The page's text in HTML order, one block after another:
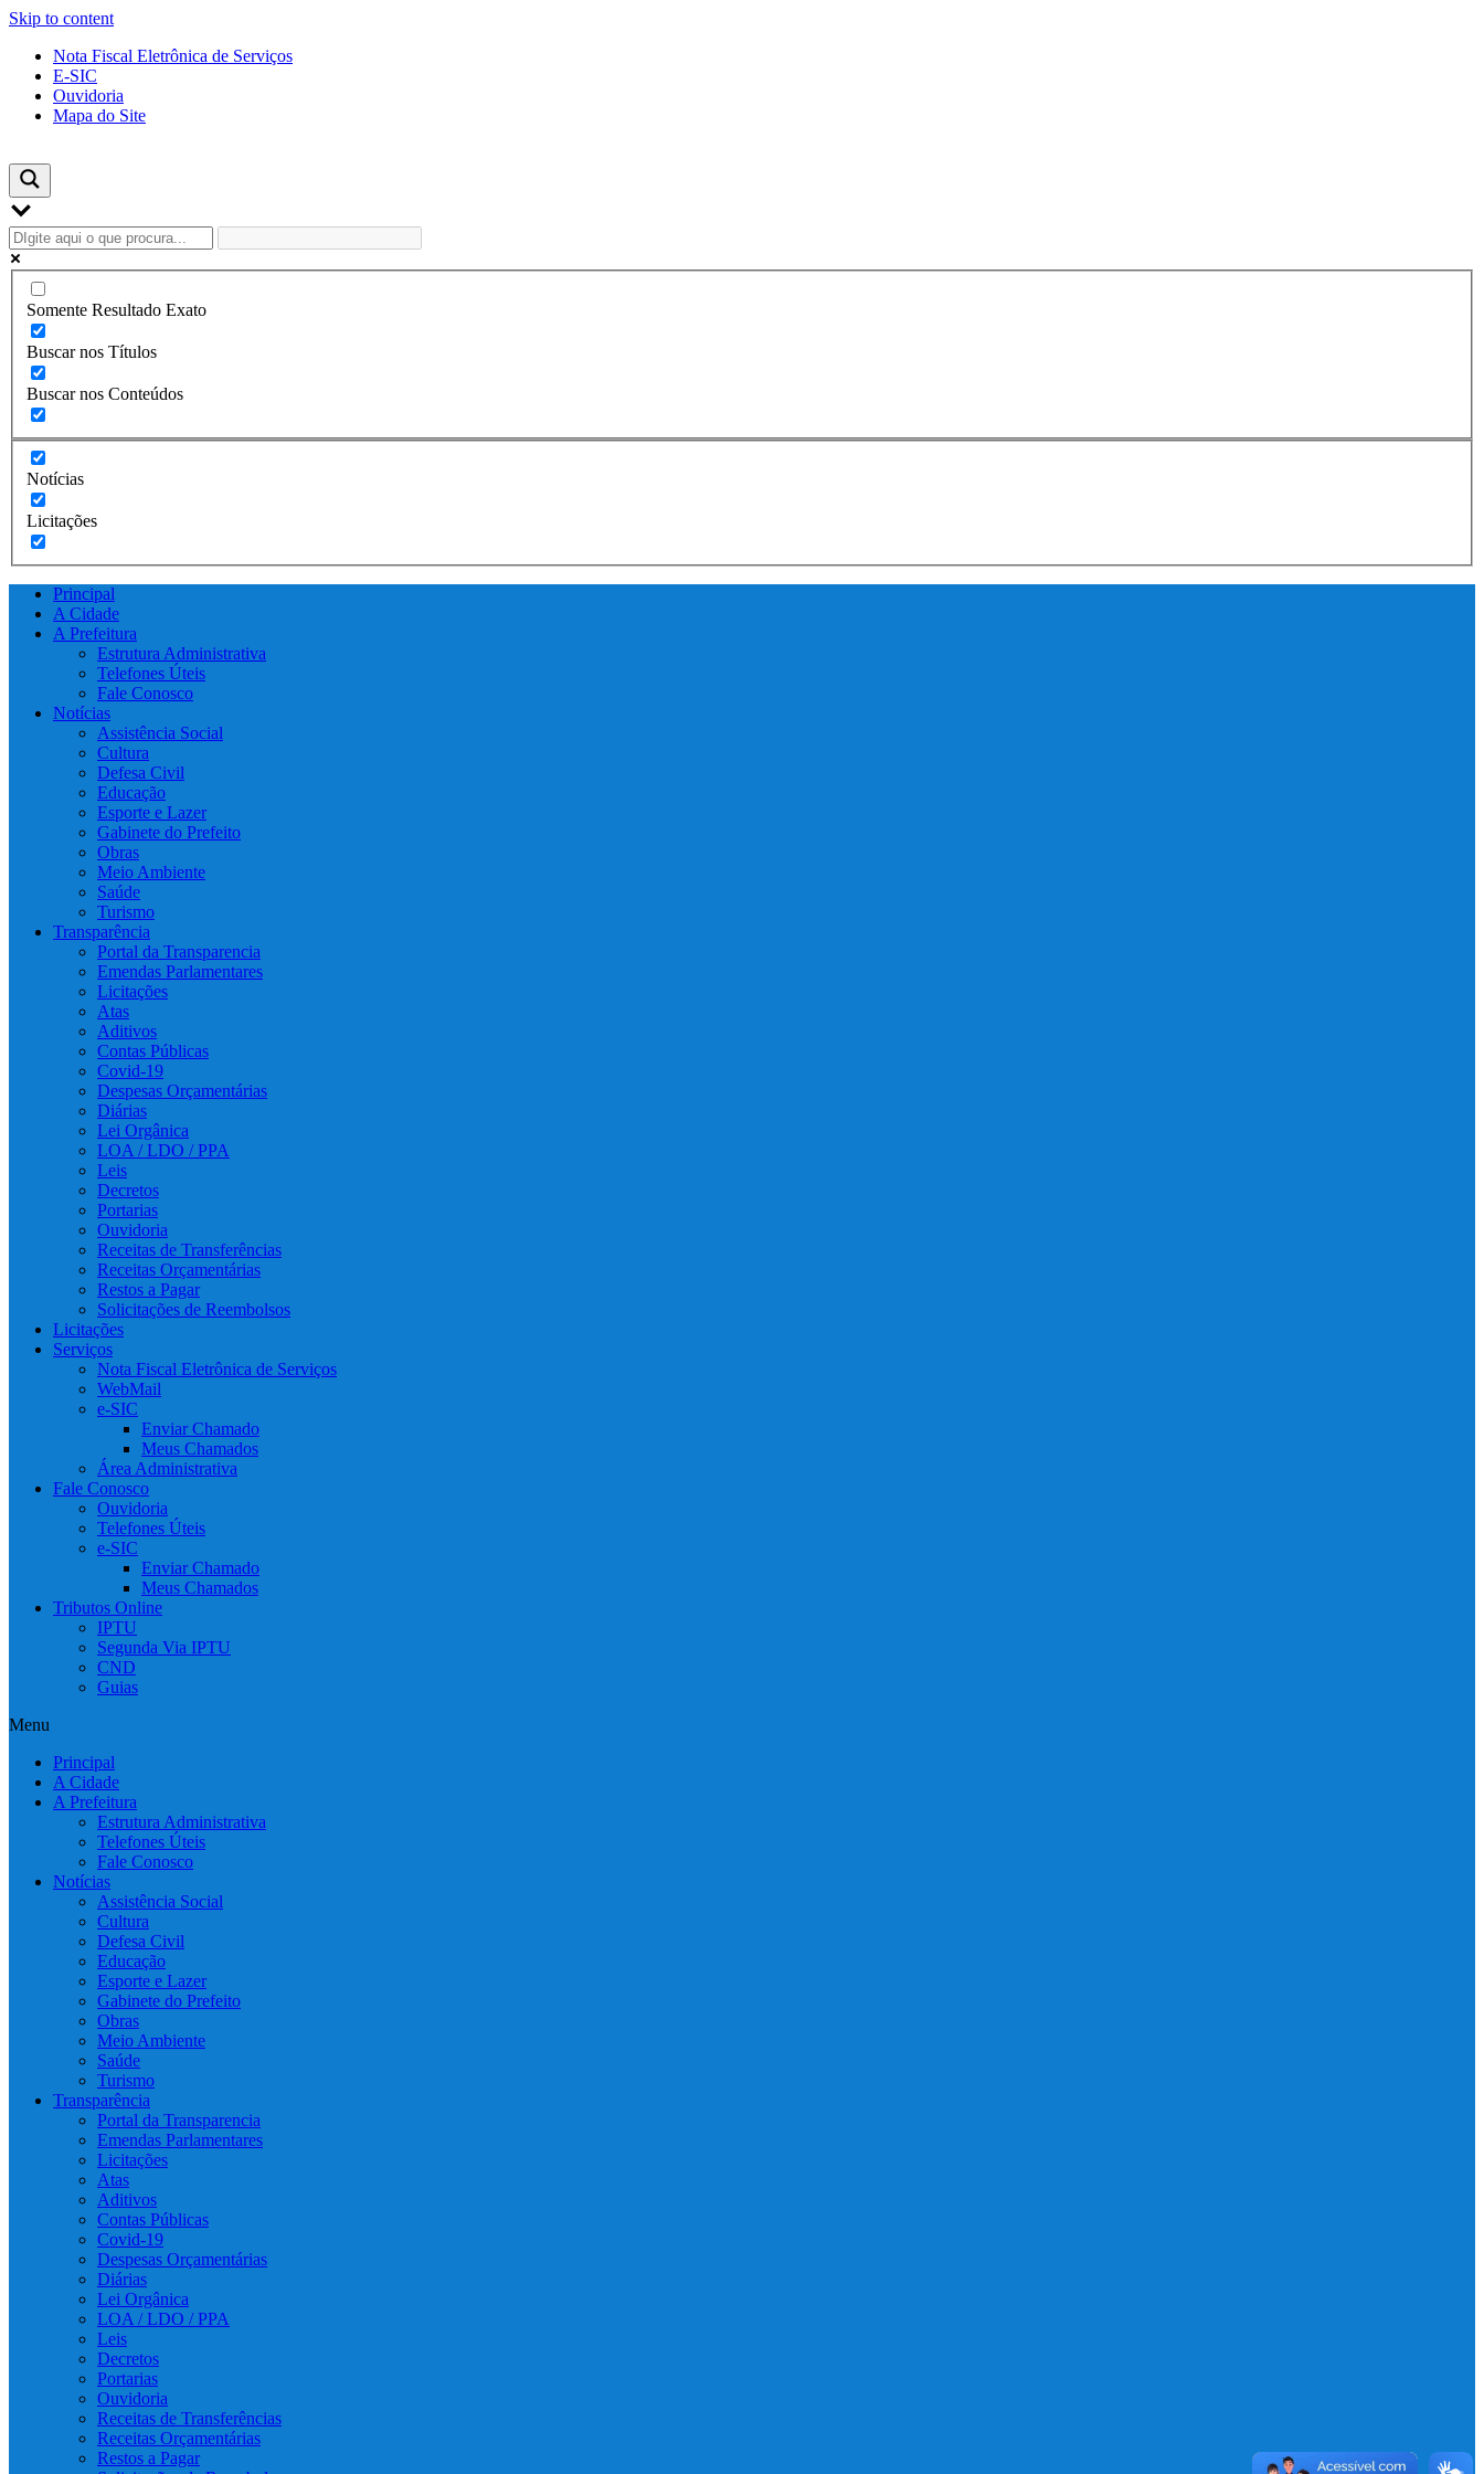
Skip to content
Nota Fiscal Eletrônica de Serviços
E-SIC
Ouvidoria
Mapa do Site
Somente Resultado Exato
Buscar nos Títulos
Buscar nos Conteúdos
Notícias
Licitações
Principal
A Cidade
A Prefeitura
Estrutura Administrativa
Telefones Úteis
Fale Conosco
Notícias
Assistência Social
Cultura
Defesa Civil
Educação
Esporte e Lazer
Gabinete do Prefeito
Obras
Meio Ambiente
Saúde
Turismo
Transparência
Portal da Transparencia
Emendas Parlamentares
Licitações
Atas
Aditivos
Contas Públicas
Covid-19
Despesas Orçamentárias
Diárias
Lei Orgânica
LOA / LDO / PPA
Leis
Decretos
Portarias
Ouvidoria
Receitas de Transferências
Receitas Orçamentárias
Restos a Pagar
Solicitações de Reembolsos
Licitações
Serviços
Nota Fiscal Eletrônica de Serviços
WebMail
e-SIC
Enviar Chamado
Meus Chamados
Área Administrativa
Fale Conosco
Ouvidoria
Telefones Úteis
e-SIC
Enviar Chamado
Meus Chamados
Tributos Online
IPTU
Segunda Via IPTU
CND
Guias
Menu
Principal
A Cidade
A Prefeitura
Estrutura Administrativa
Telefones Úteis
Fale Conosco
Notícias
Assistência Social
Cultura
Defesa Civil
Educação
Esporte e Lazer
Gabinete do Prefeito
Obras
Meio Ambiente
Saúde
Turismo
Transparência
Portal da Transparencia
Emendas Parlamentares
Licitações
Atas
Aditivos
Contas Públicas
Covid-19
Despesas Orçamentárias
Diárias
Lei Orgânica
LOA / LDO / PPA
Leis
Decretos
Portarias
Ouvidoria
Receitas de Transferências
Receitas Orçamentárias
Restos a Pagar